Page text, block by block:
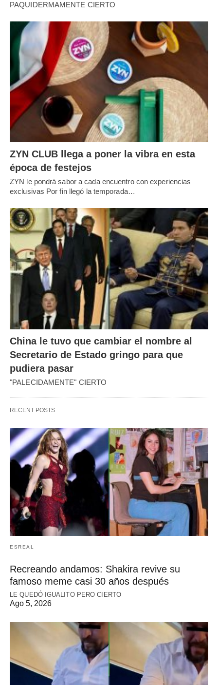
PAQUIDERMAMENTE CIERTO
ZYN CLUB llega a poner la vibra en esta
época de festejos
ZYN le pondrá sabor a cada encuentro con experiencias
exclusivas Por fin llegó la temporada…
China le tuvo que cambiar el nombre al
Secretario de Estado gringo para que
pudiera pasar
"PALECIDAMENTE" CIERTO
RECENT POSTS
ESREAL
Recreando andamos: Shakira revive su
famoso meme casi 30 años después
LE QUEDÓ IGUALITO PERO CIERTO
Ago 5, 2026